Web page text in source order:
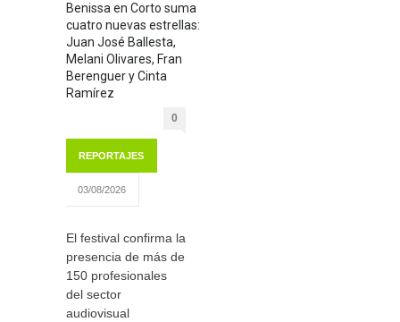
Benissa en Corto suma
cuatro nuevas estrellas:
Juan José Ballesta,
Melani Olivares, Fran
Berenguer y Cinta
Ramírez
0
REPORTAJES
03/08/2026
El festival confirma la
presencia de más de
150 profesionales
del sector
audiovisual